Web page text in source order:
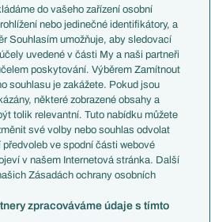
Francie
Itálie
Německo
Španělsko
Argentina
Brazílie
Přestupy
Zápasy
Livescore
Tipovací soutěž
do vašeho zařízení osobní
nebo jedinečné identifikátory, a
Souhlasím umožňuje, aby sledovací
uvedené v části My a naši partneři
poskytování. Výběrem Zamítnout
souhlasu je zakážete. Pokud jsou
některé zobrazené obsahy a
tolik relevantní. Tuto nabídku můžete
své volby nebo souhlas odvolat
předvoleb ve spodní části webové
v našem Internetová stránka. Další
Zásadách ochrany osobních
zpracováváme údaje s tímto